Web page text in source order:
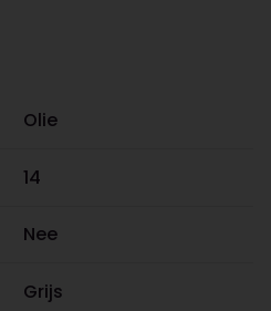
Olie
14
Nee
Grijs